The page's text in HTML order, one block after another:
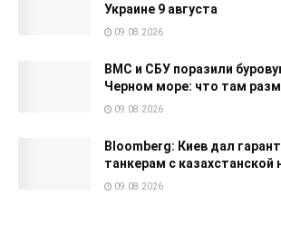
Украине 9 августа
09.08.2026
ВМС и СБУ поразили
Черном море: что там
09.08.2026
Bloomberg: Киев дал
танкерам с казахстанской
09.08.2026